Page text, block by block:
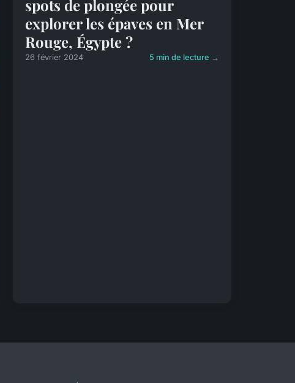
spots de plongée pour
explorer les épaves en Mer
Rouge, Égypte ?
26 février 2024 5 min de lecture →